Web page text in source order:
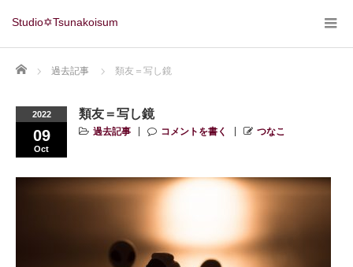
Studio✡Tsunakoisum
Home 過去記事 類友＝写し鏡
2022
09
Oct
類友＝写し鏡
過去記事 コメントを書く つなこ